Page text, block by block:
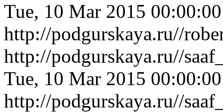
Tue, 10 Mar 2015
http://podgurskaya.ru//
http://podgurskaya.ru//
Tue, 10 Mar 2015
http://podgurskaya.ru//